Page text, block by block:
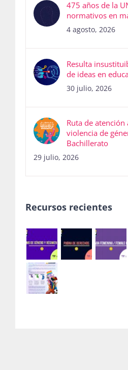
475 años de la
normativos en
4 agosto, 2026
Resulta
de ideas en
30 julio, 2026
Ruta de atención
violencia de
Bachillerato
29 julio, 2026
Recursos recientes